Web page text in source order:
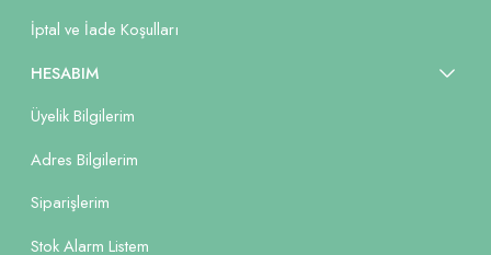
İptal ve İade Koşulları
HESABIM
Üyelik Bilgilerim
Adres Bilgilerim
Siparişlerim
Stok Alarm Listem